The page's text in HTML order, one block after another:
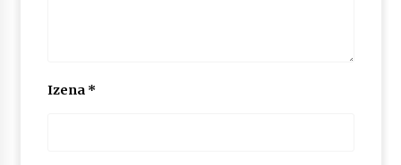
Izena *